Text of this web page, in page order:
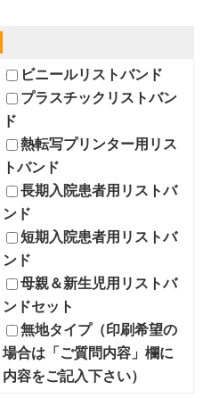
ビニールリストバンド
プラスチックリストバン
ド
熱転写プリンター用リス
トバンド
長期入院患者用リストバ
ンド
短期入院患者用リストバ
ンド
母親＆新生児用リストバ
ンドセット
無地タイプ（印刷希望の
場合は「ご質問内容」欄に
内容をご記入下さい）